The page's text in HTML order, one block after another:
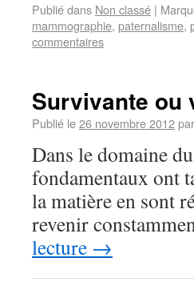
Publié dans Non classé |
mammographie, paternalisme,
commentaires
Survivante ou
Publié le26 novembre 2012par
Dans le domaine
fondamentaux ont
la matière en sont
revenir
lecture →